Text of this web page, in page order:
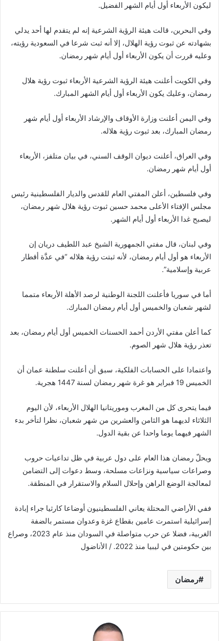
ليكون الأربعاء أول أيام الشهر الفضيل.
وفي البحرين، قالت هيئة الرؤية الشرعية إنه لم يتقدم لها أحد يدلي
بشهادته عن ثبوت رؤية الهلال، إلا أنه ثبت شرعا في السعودية رؤيته،
وعليه قررت أن يكون الأربعاء أول أيام شهر رمضان.
وفي الكويت أعلنت هيئة الرؤية الشرعية الأربعاء ثبوت رؤية هلال
رمضان، وعليك يكون الأربعاء أول أيام الشهر المبارك.
وفي اليمن أعلنت وزارة الأوقاف والإرشاد الأربعاء أول أيام شهر
رمضان المبارك، بعد ثبوت رؤية هلاله.
وفي العراق، أعلنت ديوان الوقف السني، في بيان متلفز، الأربعاء
أول أيام شهر رمضان.
وفي فلسطين، أعلن المفتي العام للقدس والديار الفلسطينية رئيس
مجلس الإفتاء الأعلى محمد حسين ثبوت رؤية هلال شهر رمضان،
ليصبح غدا الأربعاء أول أيام الشهر.
وفي لبنان، قال مفتي الجمهورية الشيخ عبد اللطيف دريان إن
الأربعاء هو أول أيام رمضان، لأنه ثبتت رؤية هلاله “في عدَّة أقطار
عربية وإسلامية”.
أما في سوريا فأعلنت اللجنة الوطنية لرصد الأهلة الأربعاء متمما
لشهر شعبان والخميس أول أيام رمضان المبارك.
كما أعلن مفتي الأردن أحمد الحسنات الخميس أول أيام رمضان، بعد
تعذر رؤية هلال شهر الصوم.
واعتمادا على الحسابات الفلكية، سبق أن أعلنت سلطنة عمان أن
الخميس 19 فبراير هو غرة شهر رمضان لسنة 1447 هجرية.
فيما يتحرى كل من المغرب وموريتانيا الهلال الأربعاء، لأن اليوم
الثلاثاء لديهما هو الثامن والعشرين من شهر شعبان، نظرا لتأخر بدء
الشهر فيهما يوما واحدا عن بقية الدول.
ويحلّ رمضان هذا العام على دول عربية في ظل تداعيات حروب
وصراعات سياسية ونزاعات مسلحة، وسط دعوات إلى التضامن
لمعالجة الوضع الراهن وإحلال السلام والاستقرار في المنطقة.
ففي الأراضي المحتلة يعاني الفلسطينيون أوضاعا كارثيا جراء إبادة
إسرائيلية استمرت عامين بقطاع غزة وعدوان مستمر بالضفة
الغربية، فضلا عن حرب متواصلة في السودان منذ عام 2023، وصراع
بين حكومتين في ليبيا منذ 2022. / الأناضول
رمضان